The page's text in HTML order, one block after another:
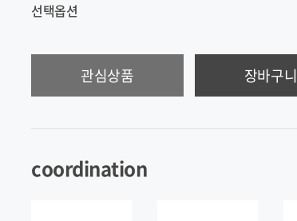
선택옵션
관심상품 장바구니
coordination